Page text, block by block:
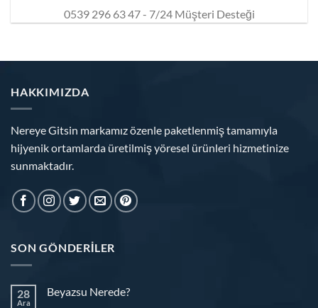
0539 296 63 47 - 7/24 Müşteri Desteği
HAKKIMIZDA
Nereye Gitsin markamız özenle paketlenmiş tamamıyla
hijyenik ortamlarda üretilmiş yöresel ürünleri hizmetinize
sunmaktadır.
SON GÖNDERILER
28
Ara
Beyazsu Nerede?